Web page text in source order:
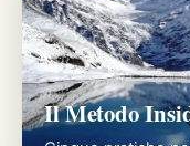
Il Metodo